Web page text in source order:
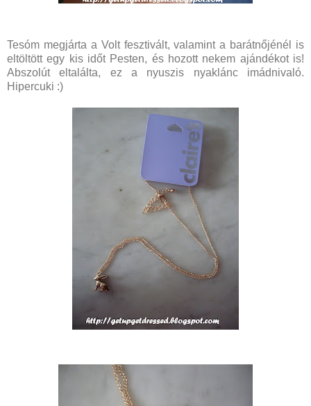
Tesóm megjárta a Volt fesztivált, valamint a barátnőjénél is
eltöltött egy kis időt Pesten, és hozott nekem ajándékot is!
Abszolút eltalálta, ez a nyuszis nyaklánc imádnivaló.
Hipercuki :)